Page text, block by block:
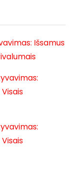
Išsamus